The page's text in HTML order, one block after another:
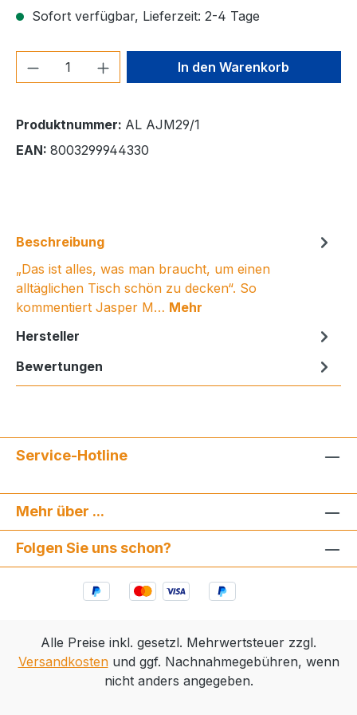
Sofort verfügbar, Lieferzeit: 2-4 Tage
Produkt Anzahl: Gib denIn den Warenkorb
Produktnummer: AL AJM29/1
EAN: 8003299944330
Beschreibung
„Das ist alles, was man braucht, um einen
alltäglichen Tisch schön zu decken“. So
kommentiert Jasper M… Mehr
Hersteller
Bewertungen
Service-Hotline
Mehr über ...
Folgen Sie uns schon?
Alle Preise inkl. gesetzl. Mehrwertsteuer zzgl.
Versandkostenund ggf. Nachnahmegebühren, wenn
nicht anders angegeben.